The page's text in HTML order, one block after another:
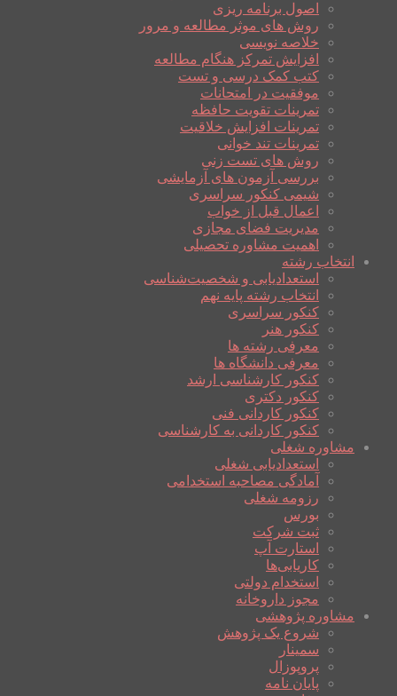
اصول برنامه ریزی
روش های موثر مطالعه و مرور
خلاصه نویسی
افزایش تمرکز هنگام مطالعه
کتب کمک درسی و تست
موفقیت در امتحانات
تمرینات تقویت حافظه
تمرینات افزایش خلاقیت
تمرینات تند خوانی
روش های تست زنی
بررسی آزمون های آزمایشی
شیمی کنکور سراسری
اعمال قبل از خواب
مدیریت فضای مجازی
اهمیت مشاوره تحصیلی
انتخاب رشته
استعدادیابی و شخصیت‌شناسی
انتخاب رشته پایه نهم
کنکور سراسری
کنکور هنر
معرفی رشته ها
معرفی دانشگاه ها
کنکور کارشناسی ارشد
کنکور دکتری
کنکور کاردانی فنی
کنکور کاردانی به کارشناسی
مشاوره شغلی
استعدادیابی شغلی
آمادگی مصاحبه استخدامی
رزومه شغلی
بورس
ثبت شرکت
استارت آپ
کاریابی‌ها
استخدام دولتی
مجوز داروخانه
مشاوره پژوهشی
شروع یک پژوهش
سمینار
پروپوزال
پایان نامه